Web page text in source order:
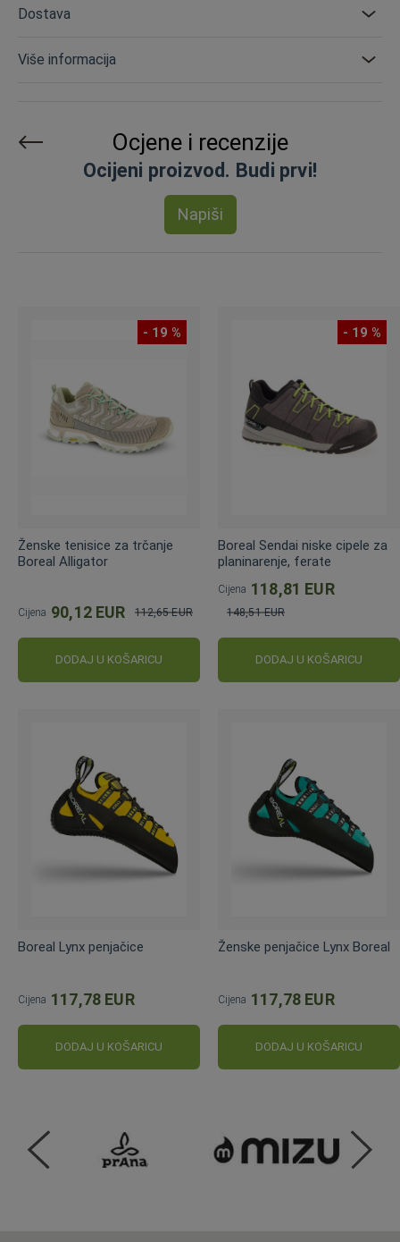
Dostava
Više informacija
Ocjene i recenzije
Ocijeni proizvod. Budi prvi!
Napiši
- 19 %
Ženske tenisice za trčanje
Boreal Alligator
Cijena 90,12 EUR
cijena
112,65 EUR
DODAJ U KOŠARICU
- 19 %
Boreal Sendai niske cipele za
planinarenje, ferate
Cijena 118,81 EUR
148,51 EUR
DODAJ U KOŠARICU
Boreal Lynx penjačice
Cijena 117,78 EUR
DODAJ U KOŠARICU
Ženske penjačice Lynx Boreal
Cijena 117,78 EUR
DODAJ U KOŠARICU